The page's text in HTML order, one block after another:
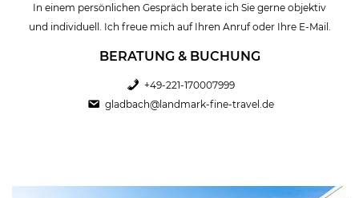
In einem persönlichen Gespräch berate ich Sie gerne objektiv
und individuell. Ich freue mich auf Ihren Anruf oder Ihre E-Mail.
BERATUNG & BUCHUNG
+49-221-170007999
gladbach@landmark-fine-travel.de